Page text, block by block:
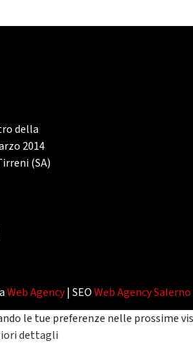
della
2014
(SA)
Web Agency| SEOWeb Agency Salerno
le tue preferenze nelle prossime
dettagli